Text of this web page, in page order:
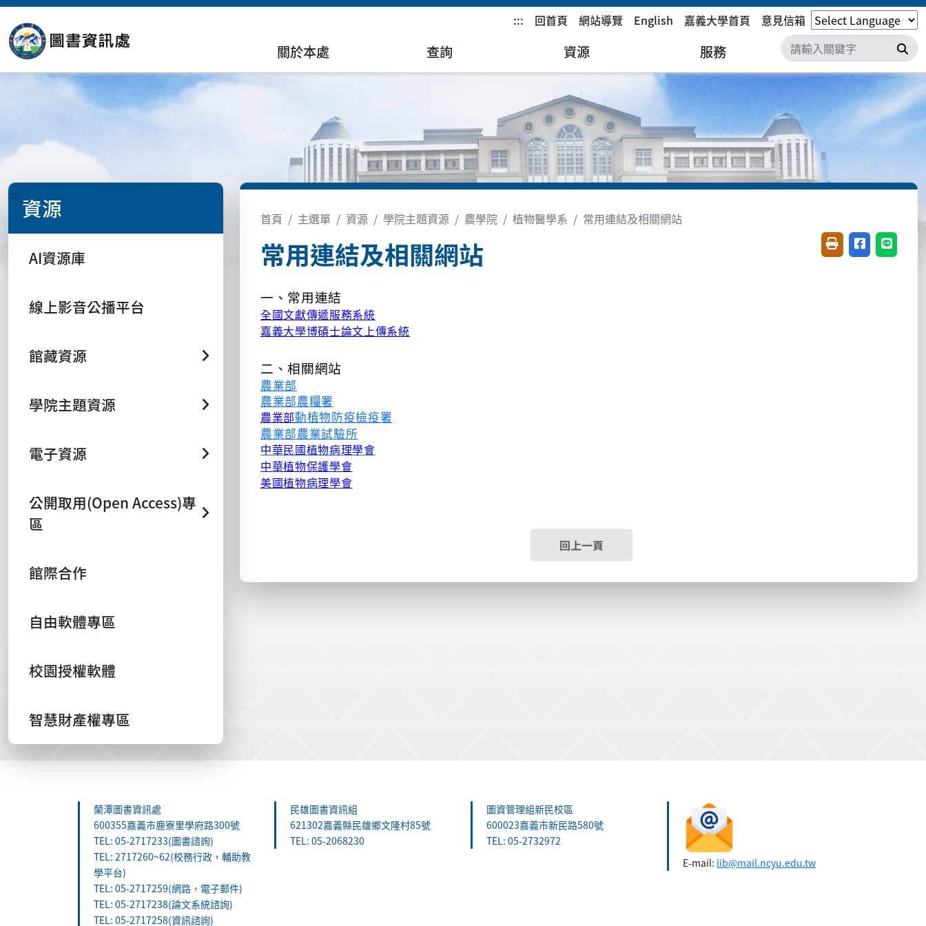
::: 回首頁 網站導覽 English 嘉義大學首頁 意見信箱
關於本處 查詢 資源 服務 搜
::: 資源
AI資源庫
線上影音公播平台
館藏資源
學院主題資源
電子資源
公開取用(Open Access)專
區
館際合作
自由軟體專區
校園授權軟體
智慧財產權專區
首頁 主選單 資源 學院主題資源 農學院 植物醫學系 常用連結及相關網站
常用連結及相關網站 友善列印(開新視窗)
分享至臉書(
分享至
一、常用連結
全國文獻傳遞服務系統
嘉義大學博碩士論文上傳系統
二、相關網站
農業部
農業部農糧署
農業部動植物防疫檢疫署
農業部農業試驗所
中華民國植物病理學會
中華植物保護學會
美國植物病理學會
回上一頁
蘭潭圖書資訊處
600355嘉義市鹿寮里學府路300號
TEL: 05-2717233(圖書諮詢)
TEL: 2717260~62(校務行政，輔助教
學平台)
TEL: 05-2717259(網路，電子郵件)
TEL: 05-2717238(論文系統諮詢)
TEL: 05-2717258(資訊諮詢)
民雄圖書資訊組
621302嘉義縣民雄鄉文隆村85號
TEL: 05-2068230
圖資管理組新民校區
600023嘉義市新民路580號
TEL: 05-2732972
E-mail: lib@mail.ncyu.edu.tw